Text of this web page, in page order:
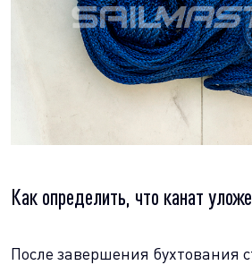
Как определить, что канат
После завершения бухтования